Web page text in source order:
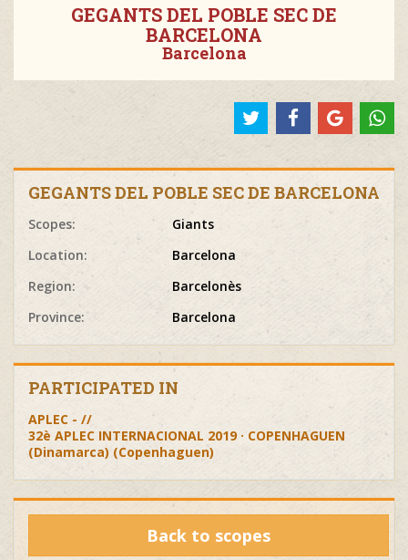
GEGANTS DEL POBLE SEC DE
BARCELONA
Barcelona
GEGANTS DEL POBLE SEC DE BARCELONA
Scopes:
Giants
Location:
Barcelona
Region:
Barcelonès
Province:
Barcelona
PARTICIPATED IN
APLEC - //
32è APLEC INTERNACIONAL 2019 · COPENHAGUEN
(Dinamarca) (Copenhaguen)
Back to scopes